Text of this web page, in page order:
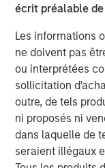
écrit préalable
Les informations
ne doivent pas
ou interprétées
sollicitation
outre, de tels
ni proposés ni
dans laquelle de
seraient illégaux
neither
(subsequently the
required
Securities
the context of a
“Offer”). The
the Offer are
been approved